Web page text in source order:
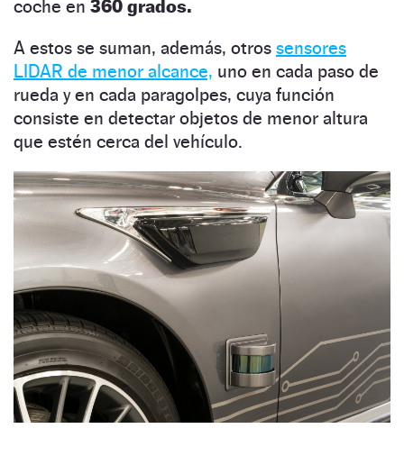
coche en 360 grados.
A estos se suman, además, otros sensores
LIDAR de menor alcance, uno en cada paso de
rueda y en cada paragolpes, cuya función
consiste en detectar objetos de menor altura
que estén cerca del vehículo.